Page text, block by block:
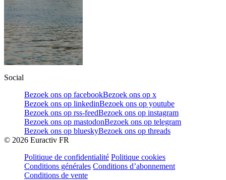
Social
Bezoek ons op facebookBezoek ons op x
Bezoek ons op linkedinBezoek ons op youtube
Bezoek ons op rss-feedBezoek ons op instagram
Bezoek ons op mastodonBezoek ons op telegram
Bezoek ons op blueskyBezoek ons op threads
© 2026 Euractiv FR
Politique de confidentialité Politique cookies
Conditions générales Conditions d’abonnement
Conditions de vente